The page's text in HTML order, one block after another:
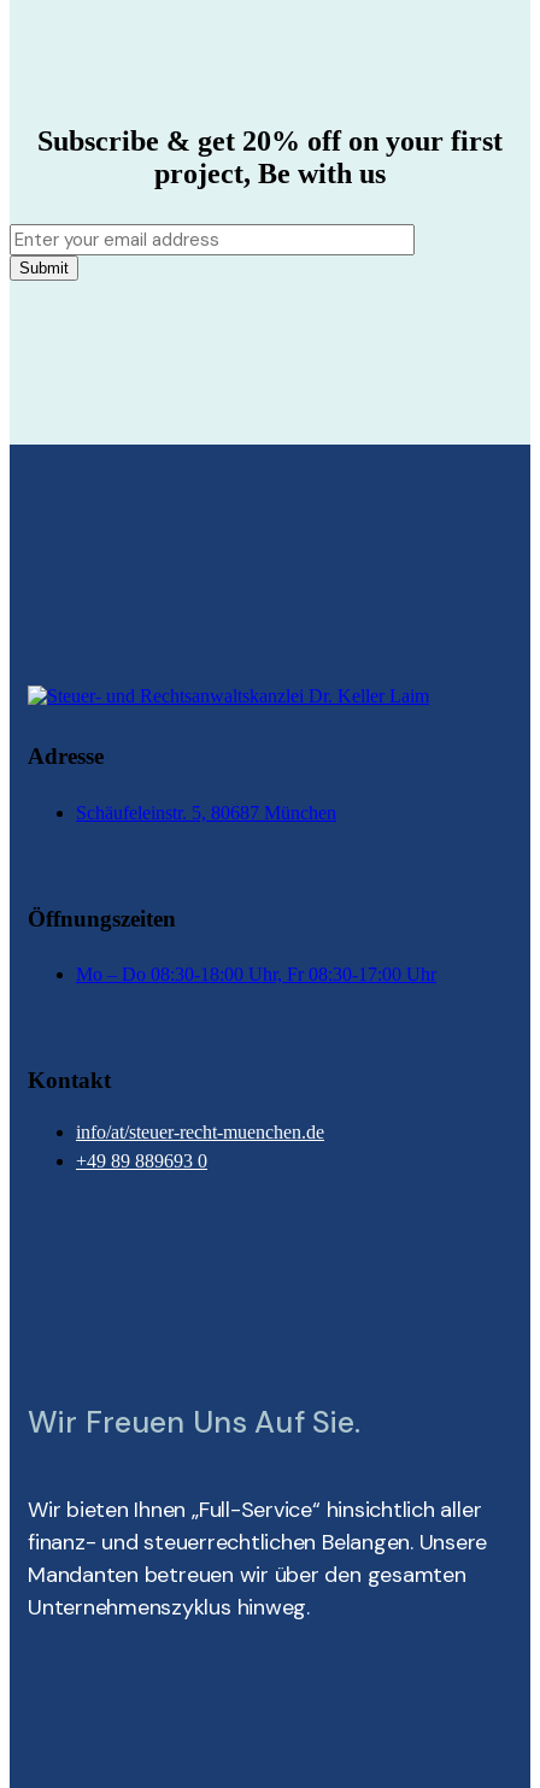
Subscribe & get 20% off on your first
project, Be with us
Submit
Adresse
Schäufeleinstr. 5, 80687 München
Öffnungszeiten
Mo – Do 08:30-18:00 Uhr, Fr 08:30-17:00 Uhr
Kontakt
info/at/steuer-recht-muenchen.de
+49 89 889693 0
Wir Freuen Uns Auf Sie.
Wir bieten Ihnen „Full-Service“ hinsichtlich aller
finanz- und steuerrechtlichen Belangen. Unsere
Mandanten betreuen wir über den gesamten
Unternehmenszyklus hinweg.